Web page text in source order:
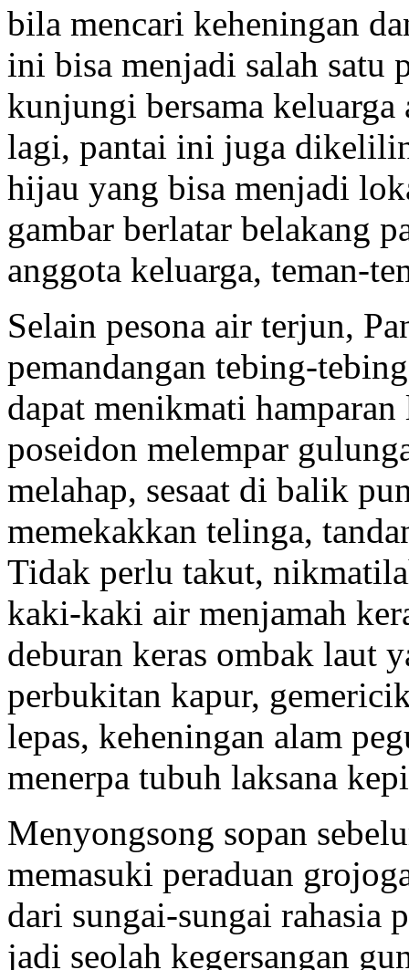
bila mencari keheningan
ini bisa menjadi salah satu
kunjungi bersama
lagi, pantai ini juga
hijau yang bisa menjadi
gambar berlatar belakang
anggota keluarga, teman-
Selain pesona air terjun,
pemandangan tebing-
dapat menikmati
poseidon melempar
melahap, sesaat di balik
memekakkan telinga,
Tidak perlu takut,
kaki-kaki air menjamah
deburan keras ombak laut
perbukitan kapur,
lepas, keheningan alam
menerpa tubuh laksana
Menyongsong sopan
memasuki peraduan
dari sungai-sungai rahasia
jadi seolah kegersangan